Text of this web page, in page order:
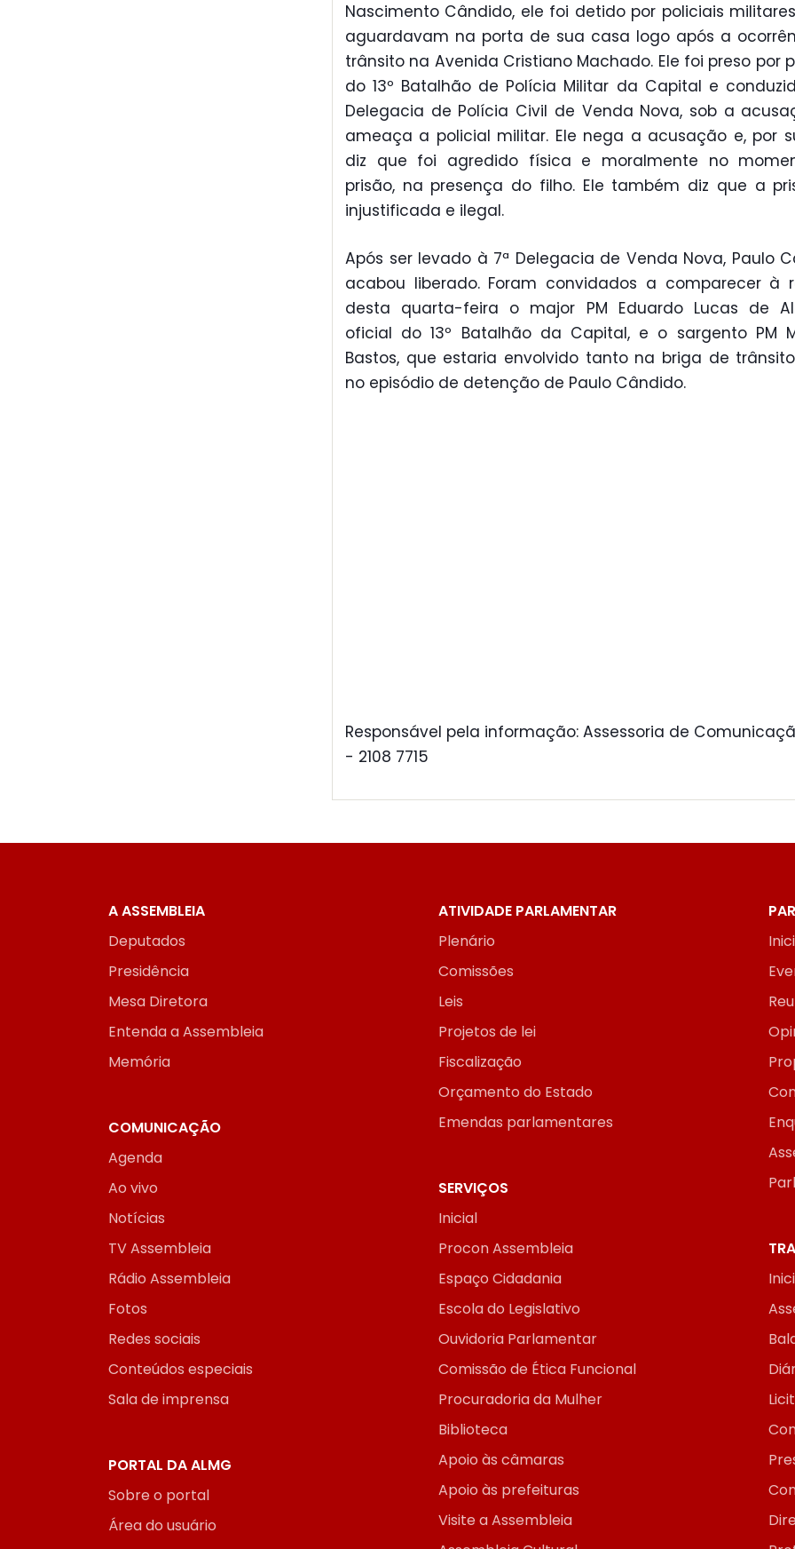
Nascimento Cândido, ele foi detido por policiais
aguardavam na porta de sua casa logo após a
trânsito na Avenida Cristiano Machado. Ele foi preso por
do 13º Batalhão de Polícia Militar da Capital e
Delegacia de Polícia Civil de Venda Nova, sob a
ameaça a policial militar. Ele nega a acusação e, por
diz que foi agredido física e moralmente no
prisão, na presença do filho. Ele também diz que a
injustificada e ilegal.
Após ser levado à 7ª Delegacia de Venda Nova, Paulo
acabou liberado. Foram convidados a comparecer à
desta quarta-feira o major PM Eduardo Lucas de
oficial do 13º Batalhão da Capital, e o sargento PM
Bastos, que estaria envolvido tanto na briga de
no episódio de detenção de Paulo Cândido.
Responsável pela informação: Assessoria de
- 2108 7715
A ASSEMBLEIA
Deputados
Presidência
Mesa Diretora
Entenda a Assembleia
Memória
ATIVIDADE PARLAMENTAR
Plenário
Comissões
Leis
Projetos de lei
Fiscalização
Orçamento do Estado
Emendas parlamentares
COMUNICAÇÃO
Agenda
Ao vivo
Notícias
TV Assembleia
Rádio Assembleia
Fotos
Redes sociais
Conteúdos especiais
Sala de imprensa
SERVIÇOS
Inicial
Procon Assembleia
Espaço Cidadania
Escola do Legislativo
Ouvidoria Parlamentar
Comissão de Ética Funcional
Procuradoria da Mulher
Biblioteca
Apoio às câmaras
Apoio às prefeituras
Visite a Assembleia
PORTAL DA ALMG
Sobre o portal
Área do usuário